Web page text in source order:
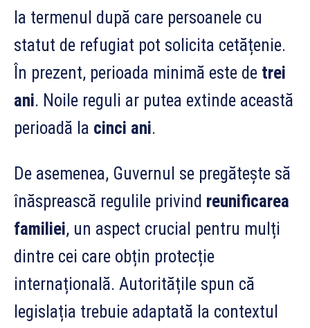
la termenul după care persoanele cu
statut de refugiat pot solicita cetățenie.
În prezent, perioada minimă este de trei
ani. Noile reguli ar putea extinde această
perioadă la cinci ani.
De asemenea, Guvernul se pregătește să
înăsprească regulile privind reunificarea
familiei, un aspect crucial pentru mulți
dintre cei care obțin protecție
internațională. Autoritățile spun că
legislația trebuie adaptată la contextul